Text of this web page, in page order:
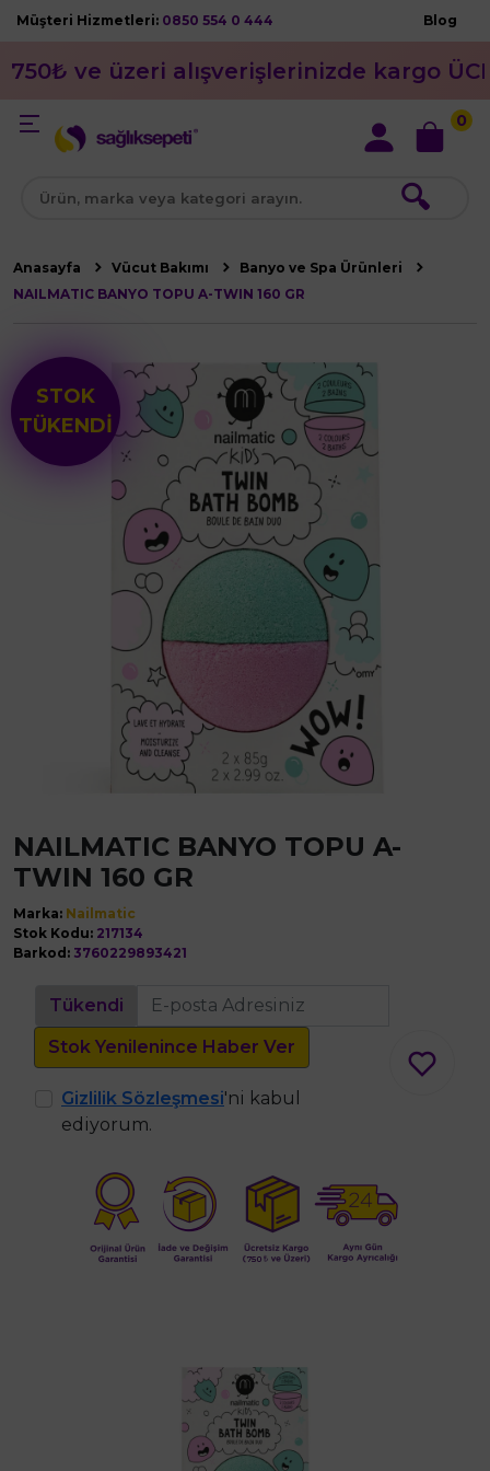
Müşteri Hizmetleri: 0850 554 0 444 Blog
750₺ ve üzeri alışverişlerinizde kargo
🔍
0
Anasayfa Vücut Bakımı
Banyo ve Spa Ürünleri
NAILMATIC BANYO TOPU A-TWIN 160 GR
STOK
TÜKENDİ
NAILMATIC BANYO TOPU A-
TWIN 160 GR
Marka: Nailmatic
Stok Kodu: 217134
Barkod: 3760229893421
Tükendi
Stok Yenilenince Haber Ver
Gizlilik Sözleşmesi'ni kabul
ediyorum.